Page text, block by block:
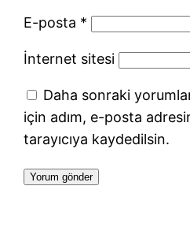
E-posta *
İnternet sitesi
Daha sonraki
için adım, e-posta
tarayıcıya kaydedilsin.